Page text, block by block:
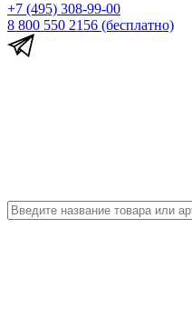
+7 (495) 308-99-00
8 800 550 2156 (бесплатно)